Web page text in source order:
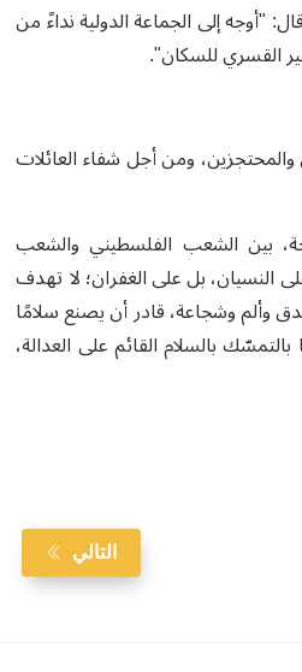
: "أوجه إلى الجماعة الدولية نداءً من
القسري للسكان".
ومن أجل شفاء العائلات
بين الشعب الفلسطيني والشعب
النسيان، بل على الغفران؛ لا تهدف
وألم وشجاعة، قادر أن يصنع سلامًا
بالسلام القائم على العدالة،
التالي